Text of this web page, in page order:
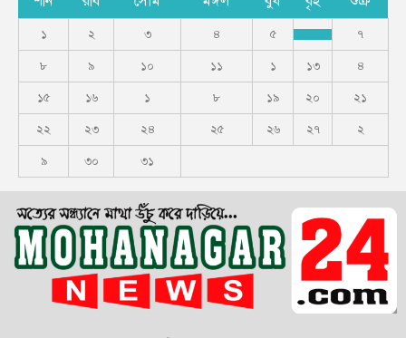
১ ২ ৩ ৪ ৫ ৭
৮ ৯ ১০ ১১ ১ ১৩ ৪
১৫ ১৬ ১ ৮ ১৯ ২০ ২১
২২ ২৩ ২৪ ২৫ ২৬ ২৭ ২
৯ ৩০ ৩১